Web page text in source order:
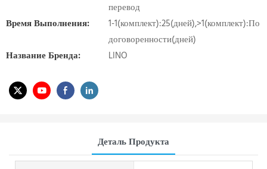
перевод
Время Выполнения:
1-1(комплект):25(дней),>1(комплект):По
договоренности(дней)
Название Бренда:
LINO
Деталь Продукта